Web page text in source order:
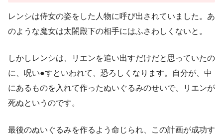
レンシは侍女の姿をした人物に呼び出されていました。あ
のような魔女は太閤殿下の相手にはふさわしくないと。
しかしレンシは、リエンを追い出すだけだと思っていたの
に、呪い●すといわれて、恐ろしくなります。自分が、中
にあるものを入れて作ったぬいぐるみのせいで、リエンが
死ぬというのです。
最後のぬいぐるみを作るよう命じられ、この計画が成功す